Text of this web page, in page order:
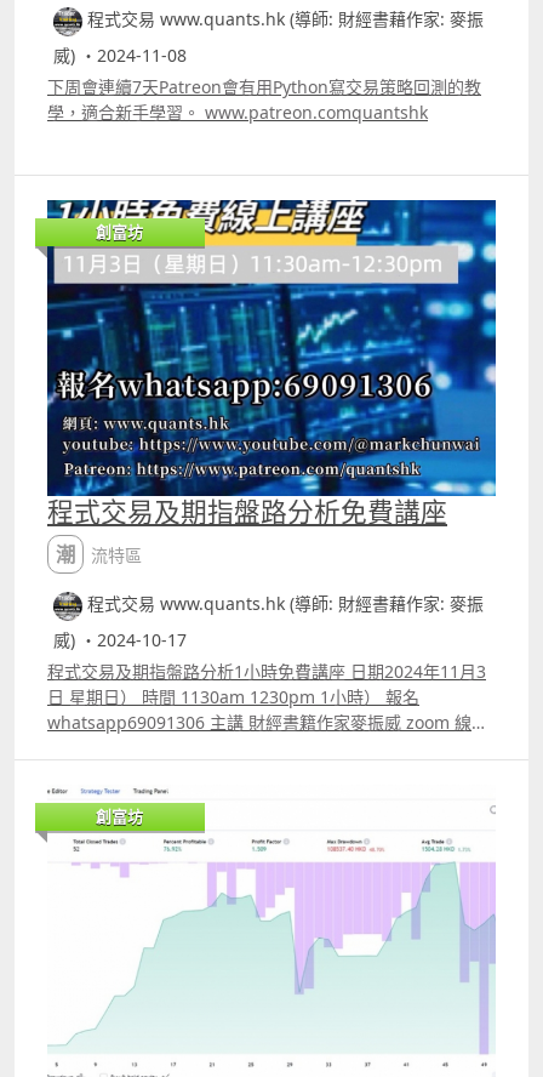
程式交易 www.quants.hk (導師: 財經書藉作家: 麥振
威) ・2024-11-08
下周會連續7天Patreon會有用Python寫交易策略回測的教
學，適合新手學習。 www.patreon.comquantshk
創富坊
程式交易及期指盤路分析免費講座
潮流特區
程式交易 www.quants.hk (導師: 財經書藉作家: 麥振
威) ・2024-10-17
程式交易及期指盤路分析1小時免費講座 日期2024年11月3
日 星期日） 時間 1130am 1230pm 1小時） 報名
whatsapp69091306 主講 財經書籍作家麥振威 zoom 線上
backtest 2. Trading View 連接富途autotrade示範 3.
Footprint chart教學及用trading view自制Footprint chart
方法 4.如何快速將pine script寫的交易策略轉為python版
本 5.如何快速學懂用python寫運用排盤市場深度數據的交
易策略autotrade 6.期指盤路分析原理講解 報名whatspp
69091306 或電郵paul.mark881@gmail.com
創富坊